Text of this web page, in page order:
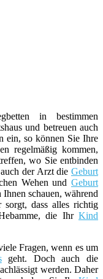
in bestimmen
und betreuen auch
ein, so können Sie Ihre
regelmäßig kommen,
wo Sie entbinden
der Arzt die Geburt
Wehen und Geburt
schauen, während
dass alles richtig
die Ihr Kind
Fragen, wenn es um
geht. Doch auch die
werden. Daher